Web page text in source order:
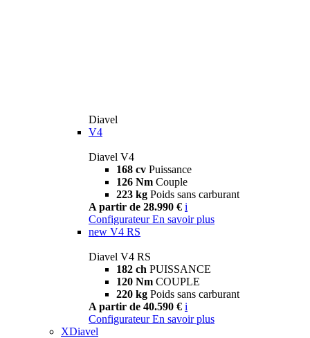
Diavel
V4
Diavel V4
168 cv Puissance
126 Nm Couple
223 kg Poids sans carburant
A partir de 28.990 € i
Configurateur En savoir plus
new V4 RS
Diavel V4 RS
182 ch PUISSANCE
120 Nm COUPLE
220 kg Poids sans carburant
A partir de 40.590 € i
Configurateur En savoir plus
XDiavel